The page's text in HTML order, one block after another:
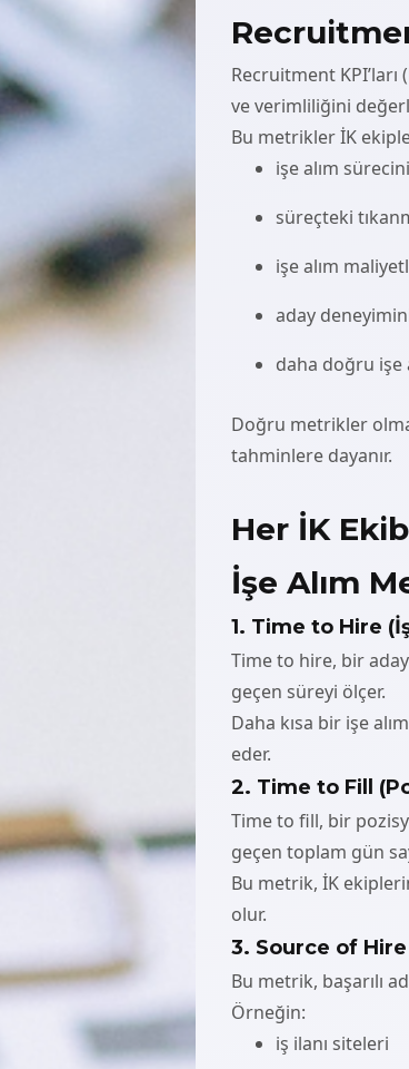
Recruitment
ve verimliliğini
Bu metrikler İK
işe alım
süreçteki
işe alım
aday
daha doğru işe
Doğru metrikler
tahminlere dayanır.
Her İK
İşe Alım
1. Time to Hire
Time to hire, bir
geçen süreyi ölçer.
Daha kısa bir işe
eder.
2. Time to Fill
Time to fill, bir
geçen toplam gün
Bu metrik, İK
olur.
3. Source of Hire
Bu metrik, başarılı
Örneğin:
iş ilanı siteleri